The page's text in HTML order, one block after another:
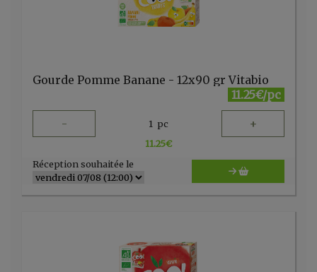
Gourde Pomme Banane - 12x90 gr Vitabio
11.25€/pc
- 1 pc +
11.25€
Réception souhaitée le